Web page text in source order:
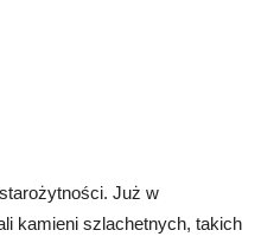
Już w
kamieni szlachetnych, takich